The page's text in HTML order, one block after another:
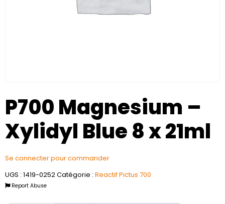
P700 Magnesium –
Xylidyl Blue 8 x 21ml
Se connecter pour commander
UGS : 1419-0252Catégorie : Reactif Pictus 700
Report Abuse